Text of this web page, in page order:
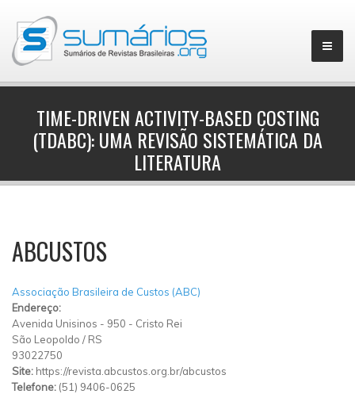
TIME-DRIVEN ACTIVITY-BASED COSTING
(TDABC): UMA REVISÃO SISTEMÁTICA DA
LITERATURA
ABCUSTOS
Associação Brasileira de Custos (ABC)
Endereço:
Avenida Unisinos - 950 - Cristo Rei
São Leopoldo / RS
93022750
Site: https://revista.abcustos.org.br/abcustos
Telefone: (51) 9406-0625